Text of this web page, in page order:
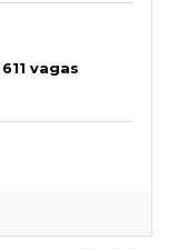
vagas